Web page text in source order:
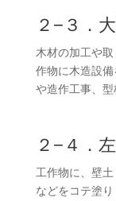
２−３．
木材の加工や
作物に木造設
や造作工事、型
２−４．
工作物に、壁
などをコテ塗